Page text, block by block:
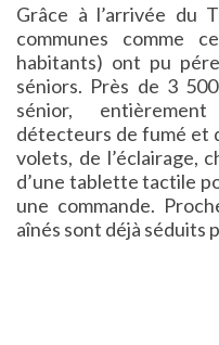
Grâce à l’arrivée du
communes comme
habitants) ont pu
séniors. Près de 3
sénior,
détecteurs de fumé et
volets, de l’éclairage,
d’une tablette tactile
une commande.
aînés sont déjà séduits